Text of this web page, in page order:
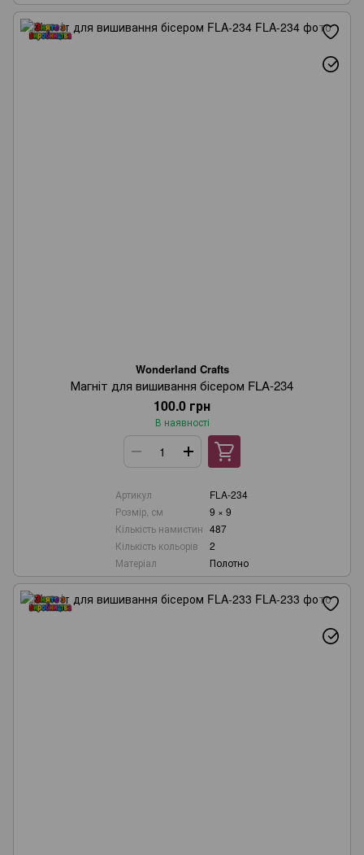
Wonderland Crafts
Магніт для вишивання бісером FLA-234
100.0 грн
В наявності
Артикул
FLA-234
Розмір, см
9 × 9
Кількість намистин 487
Кількість кольорів
2
Матеріал
Полотно